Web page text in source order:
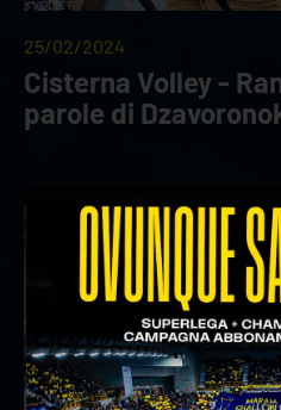
25/02/2024
Cisterna Volley -
parole di